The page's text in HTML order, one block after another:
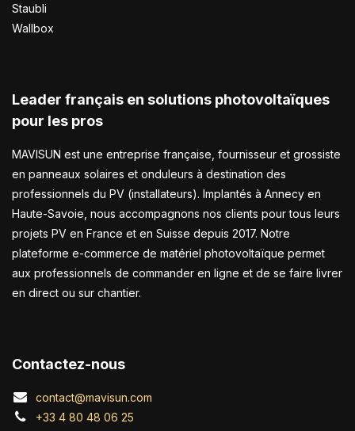
Staubli
Wallbox
Leader français en solutions photovoltaïques
pour les pros
MAVISUN est une entreprise française, fournisseur et grossiste
en panneaux solaires et onduleurs à destination des
professionnels du PV (installateurs). Implantés à Annecy en
Haute-Savoie, nous accompagnons nos clients pour tous leurs
projets PV en France et en Suisse depuis 2017. Notre
plateforme e-commerce de matériel photovoltaïque permet
aux professionnels de commander en ligne et de se faire livrer
en direct ou sur chantier.
Contactez-nous
contact@mavisun.com
+33 4 80 48 06 25